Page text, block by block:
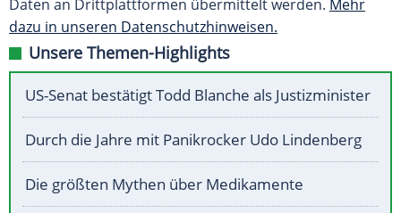
Daten an Drittplattformen übermittelt werden. Mehr
dazu in unseren Datenschutzhinweisen.
Unsere Themen-Highlights
US-Senat bestätigt Todd Blanche als Justizminister
Durch die Jahre mit Panikrocker Udo Lindenberg
Die größten Mythen über Medikamente